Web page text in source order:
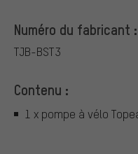
Numéro du fabricant :
TJB-BST3
Contenu :
1 x pompe à vélo